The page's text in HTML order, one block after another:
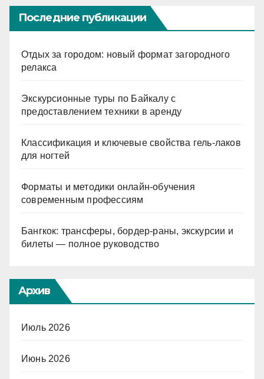
Последние публикации
Отдых за городом: новый формат загородного
релакса
Экскурсионные туры по Байкалу с
предоставлением техники в аренду
Классификация и ключевые свойства гель-лаков
для ногтей
Форматы и методики онлайн-обучения
современным профессиям
Бангкок: трансферы, бордер-раны, экскурсии и
билеты — полное руководство
Архив
Июль 2026
Июнь 2026